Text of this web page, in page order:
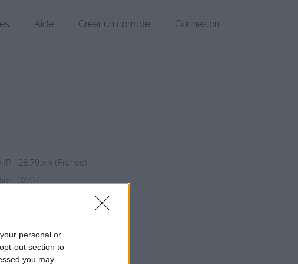
personal or
out section to
you may
Aide Créer un compte Connexion
128.79.x.x (France)
02/07